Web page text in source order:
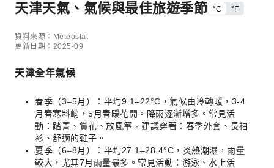
天津天氣、氣候與最佳旅遊季節 °C °F
資料來源：Meteostat
更新日期：2025-09
天津全年氣候
春季（3–5月）：平均9.1–22°C，氣候由冷轉暖，3-4
月春寒料峭，5月春暖花開。降雨逐漸增多。常見活
動：踏青、賞花、放風箏。建議穿著：春季外套、長袖
衫、舒適的鞋子。
夏季（6–8月）：平均27.1–28.4°C，炎熱潮濕，雨量
較大，尤其7月雨量最多。常見活動：游泳、水上活